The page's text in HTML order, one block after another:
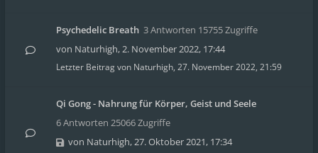
Psychedelic Breath 3 Antworten 15755 Zugriffe
von Naturhigh,2. November 2022, 17:44
Letzter Beitrag von Naturhigh, 27. November 2022, 21:59
Qi Gong - Nahrung für Körper, Geist und Seele
6 Antworten 25066 Zugriffe
von Naturhigh,27. Oktober 2021, 17:34